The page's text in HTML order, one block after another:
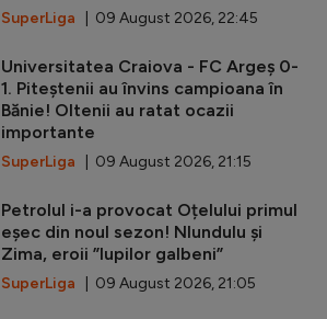
SuperLiga | 09 August 2026, 22:45
Universitatea Craiova - FC Argeș 0-
1. Piteștenii au învins campioana în
Bănie! Oltenii au ratat ocazii
importante
SuperLiga | 09 August 2026, 21:15
Petrolul i-a provocat Oțelului primul
eșec din noul sezon! Nlundulu și
Zima, eroii ”lupilor galbeni”
SuperLiga | 09 August 2026, 21:05